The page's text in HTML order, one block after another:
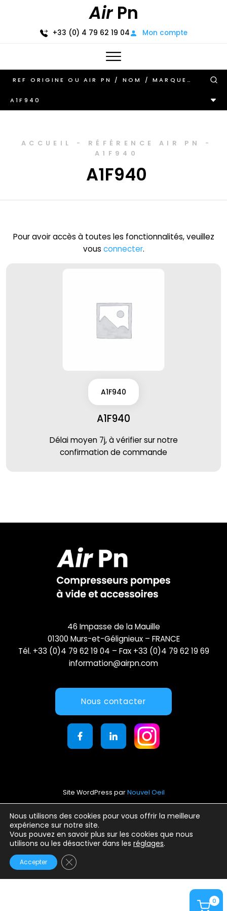
AirPn
+33 (0) 4 79 62 19 04 Mon compte
0
A1F940
ACCUEIL - RÉFÉRENCE AIR PN
-
A1F940
A1F940
Pour avoir accès à toutes les fonctionnalités, veuillez
vous connecter.
A1F940
A1F940
Délai moyen 7j, à vérifier sur notre
confirmation de commande
Nous utilisons des cookies pour vous offrir la meilleure
expérience sur notre site.
Vous pouvez en savoir plus sur les cookies que nous
utilisons ou les désactiver dans les réglages.
Accepter Fermer la bannière des cookies GDPR
46 Impasse de la Mauille
01300 Murs-et-Gélignieux – FRANCE
Tél. +33 (0)4 79 62 19 04 – Fax +33 (0)4 79 62 19 69
information@airpn.com
Nous contacter
Site WordPress parNouvel Oeil
Mentions légales
Conditions générales d’utilisation
Politique de confidentialité